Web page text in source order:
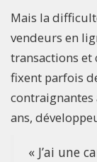
Mais la
vendeurs en
transactions et
fixent parfois
contraignantes
ans,
« J’ai une